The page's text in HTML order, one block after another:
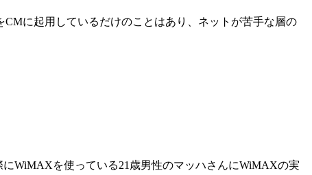
に起用しているだけのことはあり、ネットが苦手な層の
WiMAXを使っている21歳男性のマッハさんにWiMAXの実